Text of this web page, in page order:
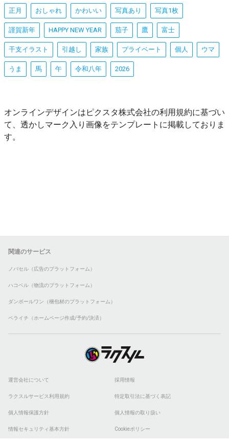
正月 おしゃれ かわいい 写真あり 写真1枚
謹賀新年 HAPPY NEW YEAR 茄子 鷹 富士
干支イラスト 引越し 家族 プライベート 個人 ウマ
うま 馬 午 令和八年 2026
オンラインデザインはピクスタ株式会社の利用規約に基づい
て、透かしマーク入り画像をテンプレートに掲載しておりま
す。
関連のサービス
ノバセル（広告のプラットフォーム）
ハコベル（物流のプラットフォーム）
ダンボールワン（梱包材のプラットフォーム）
ペライチ（ホームページ作成/予約/決済）
運営会社について 採用情報
ラクスルサービス利用規約 特定取引法に基づく表記
個人情報保護方針 個人情報の取り扱い
情報セキュリティ基本方針 Cookieポリシー